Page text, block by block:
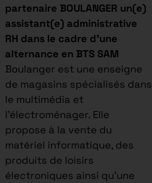
partenaire BOULANGER un(e)
assistant(e) administrative
RH dans le cadre d’une
alternance en BTS SAM
Boulanger est une enseigne
de magasins spécialisés dans
le multimédia et
l’électroménager. Elle
propose à la vente du
matériel informatique, des
produits de loisirs
électroniques ainsi qu’une